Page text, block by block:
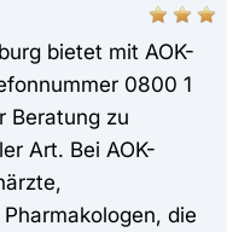
bietet mit AOK-
0800 1
Beratung zu
Art. Bei AOK-
die